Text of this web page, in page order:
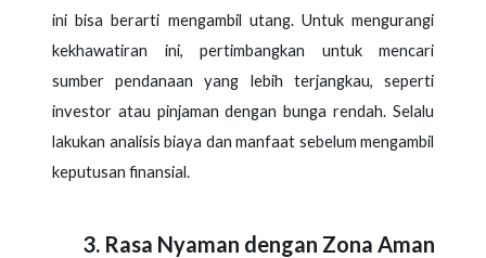
ini bisa berarti mengambil utang. Untuk mengurangi
kekhawatiran ini, pertimbangkan untuk mencari
sumber pendanaan yang lebih terjangkau, seperti
investor atau pinjaman dengan bunga rendah. Selalu
lakukan analisis biaya dan manfaat sebelum mengambil
keputusan finansial.
Rasa Nyaman dengan Zona Aman